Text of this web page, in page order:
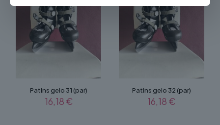
Patins gelo 31 (par)
16,18 €
Patins gelo 32 (par)
16,18 €